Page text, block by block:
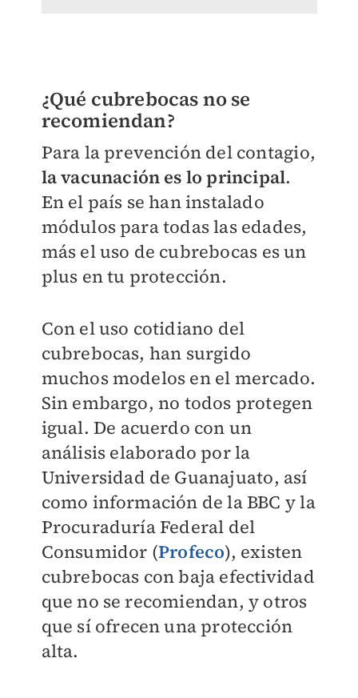
¿Qué cubrebocas no se
recomiendan?
Para la prevención del contagio,
la vacunación es lo principal.
En el país se han instalado
módulos para todas las edades,
más el uso de cubrebocas es un
plus en tu protección.
Con el uso cotidiano del
cubrebocas, han surgido
muchos modelos en el mercado.
Sin embargo, no todos protegen
igual. De acuerdo con un
análisis elaborado por la
Universidad de Guanajuato, así
como información de la BBC y la
Procuraduría Federal del
Consumidor (Profeco), existen
cubrebocas con baja efectividad
que no se recomiendan, y otros
que sí ofrecen una protección
alta.